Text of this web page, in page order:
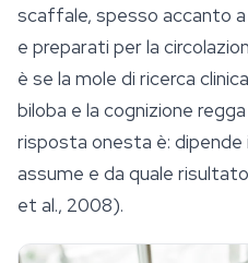
scaffale, spesso accanto
e preparati per la
è se la mole di ricerca
biloba e la cognizione
risposta onesta è:
assume e da quale
et al., 2008).